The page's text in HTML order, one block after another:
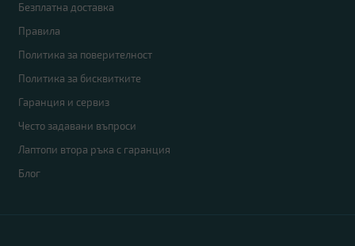
Безплатна доставка
Правила
Политика за поверителност
Политика за бисквитките
Гаранция и сервиз
Често задавани въпроси
Лаптопи втора ръка с гаранция
Блог